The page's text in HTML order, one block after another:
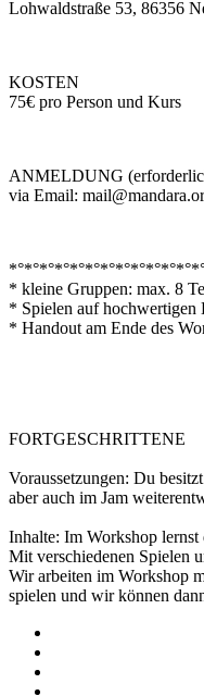
Lohwaldstraße 53, 86356
KOSTEN
75€ pro Person und Kurs
ANMELDUNG
via Email:
* kleine Gruppen: max. 8
* Spielen auf hochwertigen
* Handout am Ende des
FORTGESCHRITTENE
Voraussetzungen: Du
aber auch im Jam
Inhalte: Im Workshop lernst
Mit verschiedenen Spielen
Wir arbeiten im Workshop
spielen und wir können